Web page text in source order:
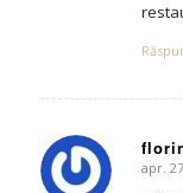
says:
apr.